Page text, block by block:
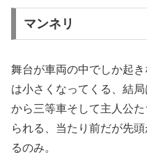
マンネリ
舞台が車両の中でしか起
は小さくなってくる、結
から三等車そして主人公
られる、当たり前だが先
るのみ。